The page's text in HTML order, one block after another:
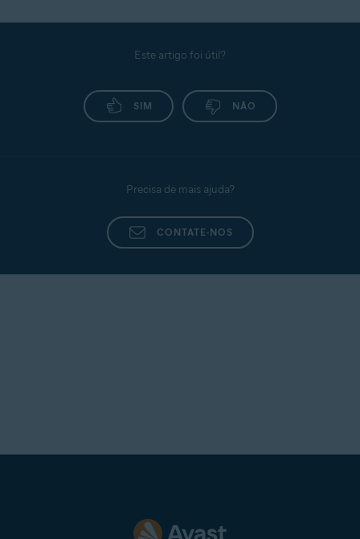
Este artigo foi útil?
SIM NÃO
Precisa de mais ajuda?
CONTATE-NOS